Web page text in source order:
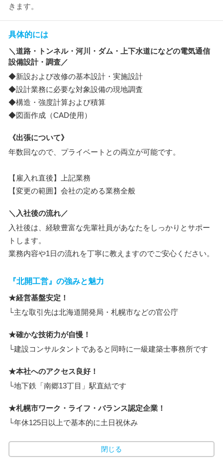
きます。
具体的には
＼道路・トンネル・河川・ダム・上下水道になどの電気通信
設備設計・調査／
◆新設および改修の基本設計・実施設計
◆設計業務に必要な対象設備の現地調査
◆構造・強度計算および積算
◆図面作成（CAD使用）
《出張について》
年数回なので、プライベートとの両立が可能です。
【雇入れ直後】上記業務
【変更の範囲】会社の定める業務全般
＼入社後の流れ／
入社後は、経験豊富な先輩社員があなたをしっかりとサポー
トします。
業務内容や1日の流れを丁寧に教えますのでご安心ください。
『北開工営』の強みと魅力
★経営基盤安定！
└主な取引先は北海道開発局・札幌市などの官公庁
★確かな技術力が自慢！
└建設コンサルタントであると同時に一級建築士事務所です
★本社へのアクセス良好！
└地下鉄「南郷13丁目」駅直結です
★札幌市ワーク・ライフ・バランス認定企業！
└年休125日以上で基本的に土日祝休み
閉じる